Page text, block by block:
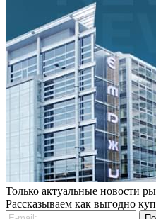
Только актуальные новости
Рассказываем как выгодно